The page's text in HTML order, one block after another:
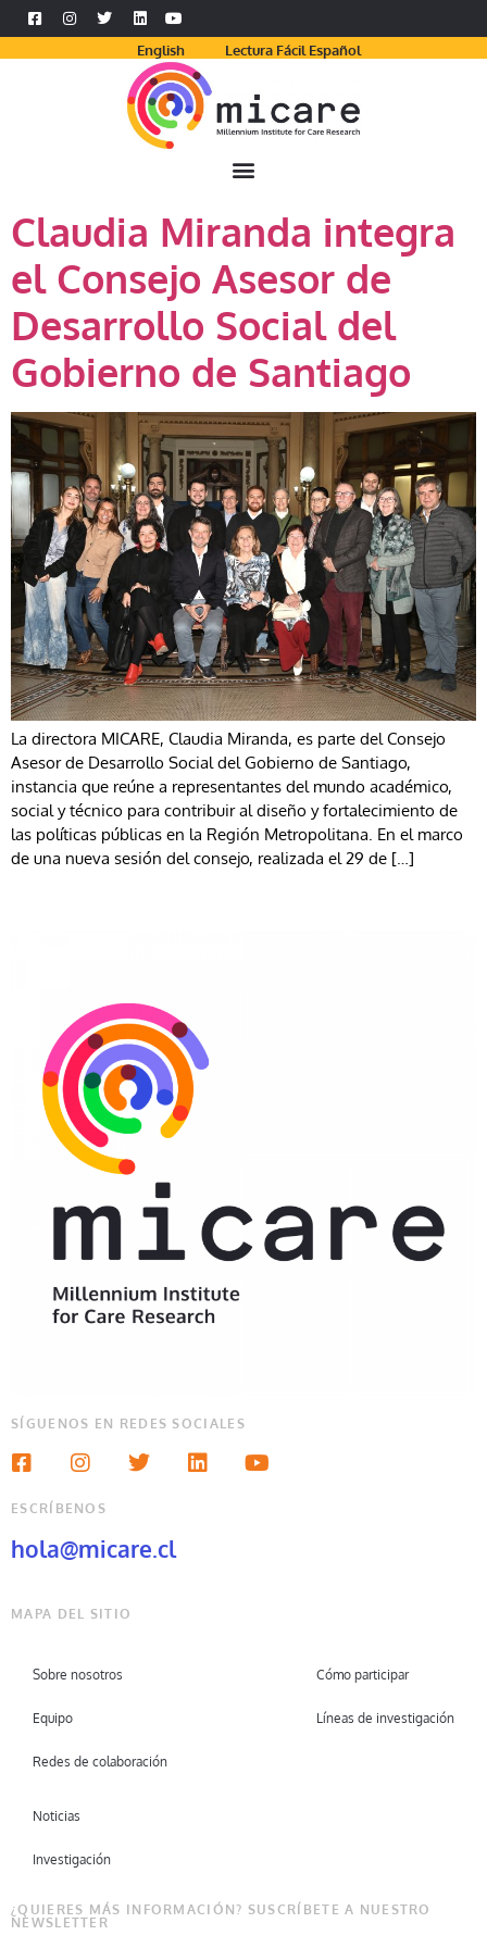
English Lectura Fácil Español
Claudia Miranda integra
el Consejo Asesor de
Desarrollo Social del
Gobierno de Santiago
La directora MICARE, Claudia Miranda, es parte del Consejo
Asesor de Desarrollo Social del Gobierno de Santiago,
instancia que reúne a representantes del mundo académico,
social y técnico para contribuir al diseño y fortalecimiento de
las políticas públicas en la Región Metropolitana. En el marco
de una nueva sesión del consejo, realizada el 29 de […]
SÍGUENOS EN REDES SOCIALES
ESCRÍBENOS
hola@micare.cl
MAPA DEL SITIO
Sobre nosotros
Equipo
Redes de colaboración
Cómo participar
Líneas de investigación
Noticias
Investigación
¿QUIERES MÁS INFORMACIÓN? SUSCRÍBETE A NUESTRO
NEWSLETTER